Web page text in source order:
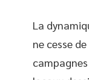
La
ne cesse